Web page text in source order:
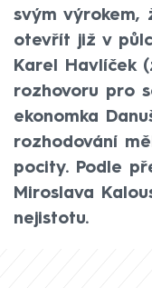
svým výrokem,
otevřít již v
Karel Havlíček
rozhovoru pro
ekonomka
rozhodování
pocity. Podle
Miroslava
nejistotu.